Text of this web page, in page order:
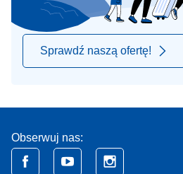
Sprawdź naszą ofertę!
Obserwuj nas: